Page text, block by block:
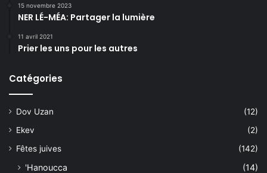
15 novembre 2023
NER LÉ-MÉA: Partager la lumière
11 avril 2021
Prier les uns pour les autres
Catégories
Dov Uzan
(12)
Ekev
(2)
Fêtes juives
(142)
'Hanoucca
(14)